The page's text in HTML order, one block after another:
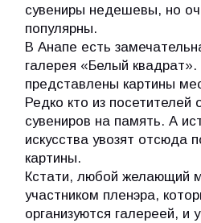
сувениры недешевы, но
популярны.
В Анапе есть
галерея «Белый квадрат».
представлены картины
Редко кто из посетителей
сувениров на память. А
искусства увозят отсюда
картины.
Кстати, любой желающий
участником пленэра,
организуются галереей, и